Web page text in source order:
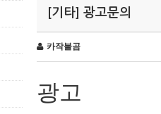
[기타] 광고문의
카작불곰
광고